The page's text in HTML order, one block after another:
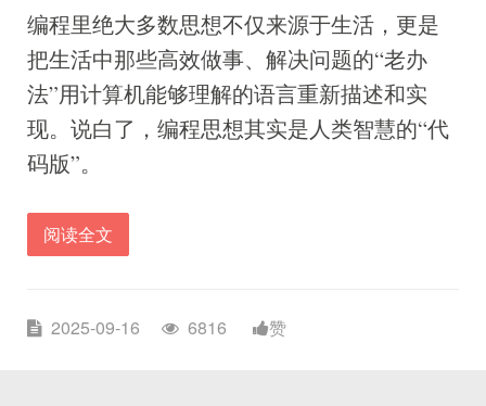
编程里绝大多数思想不仅来源于生活，更是
把生活中那些高效做事、解决问题的“老办
法”用计算机能够理解的语言重新描述和实
现。说白了，编程思想其实是人类智慧的“代
码版”。
阅读全文
2025-09-16 6816 赞